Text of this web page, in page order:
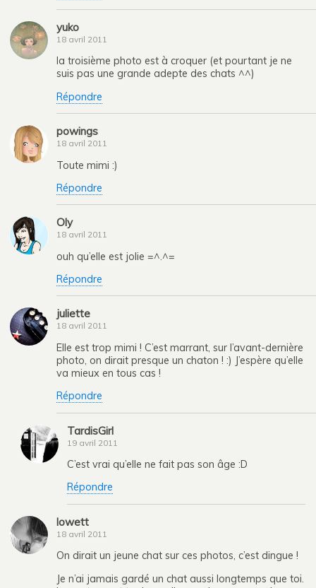
yuko
18 avril 2011
la troisième photo est à croquer (et pourtant je ne
suis pas une grande adepte des chats ^^)
Répondre
powings
18 avril 2011
Toute mimi :)
Répondre
Oly
18 avril 2011
ouh qu’elle est jolie =^.^=
Répondre
juliette
18 avril 2011
Elle est trop mimi ! C’est marrant, sur l’avant-dernière
photo, on dirait presque un chaton ! :) J’espère qu’elle
va mieux en tous cas !
Répondre
TardisGirl
19 avril 2011
C’est vrai qu’elle ne fait pas son âge :D
Répondre
lowett
18 avril 2011
On dirait un jeune chat sur ces photos, c’est dingue !
Je n’ai jamais gardé un chat aussi longtemps que toi.